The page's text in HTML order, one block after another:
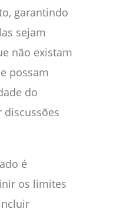
garantindo
sejam
não existam
possam
do
é
os limites